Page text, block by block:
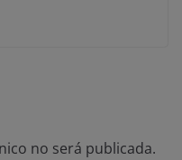
no será publicada.